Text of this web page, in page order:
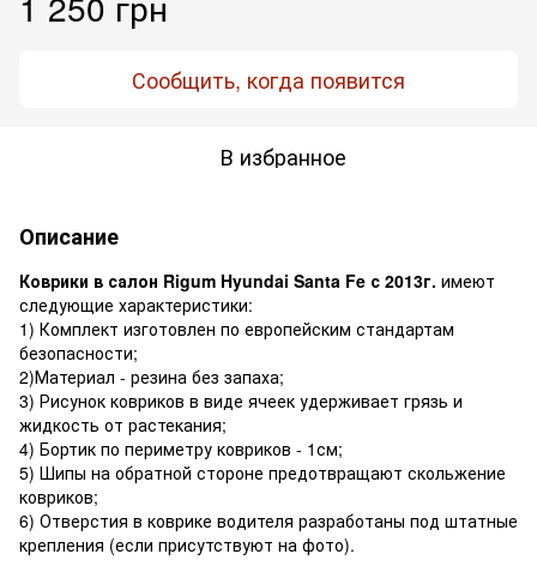
Сообщить, когда появится
В избранное
Описание
Коврики в салон Rigum Hyundai Santa Fe с 2013г. имеют
следующие характеристики:
1) Комплект изготовлен по европейским стандартам
безопасности;
2)Материал - резина без запаха;
3) Рисунок ковриков в виде ячеек удерживает грязь и
жидкость от растекания;
4) Бортик по периметру ковриков - 1см;
5) Шипы на обратной стороне предотвращают скольжение
ковриков;
6) Отверстия в коврике водителя разработаны под штатные
крепления (если присутствуют на фото).